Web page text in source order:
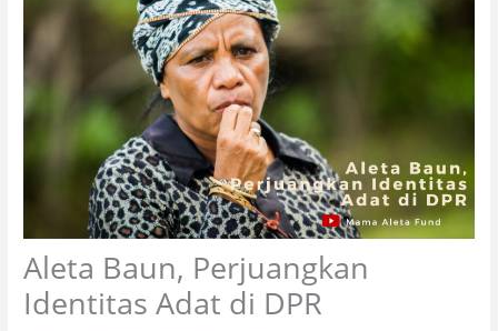
Aleta Baun, Perjuangkan
Identitas Adat di DPR